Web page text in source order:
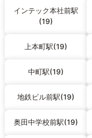
インテック本社前駅
(19)
上本町駅(19)
中町駅(19)
地鉄ビル前駅(19)
奥田中学校前駅(19)